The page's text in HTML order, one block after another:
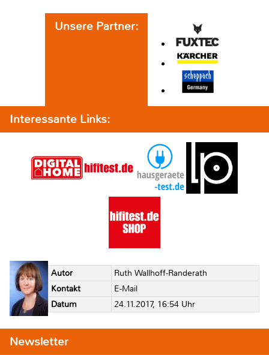
Unsere Partner:
Interessante Links:
Autor
Ruth Wallhoff-Randerath
Kontakt
E-Mail
Datum
24.11.2017, 16:54 Uhr
Newsletter